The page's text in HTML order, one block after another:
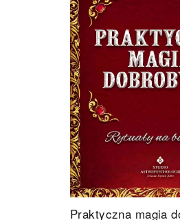
Praktyczna magia